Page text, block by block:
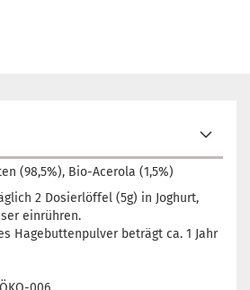
(98,5%), Bio-Acerola (1,5%)
2 Dosierlöffel (5g) in Joghurt,
einrühren.
Hagebuttenpulver beträgt ca. 1 Jahr